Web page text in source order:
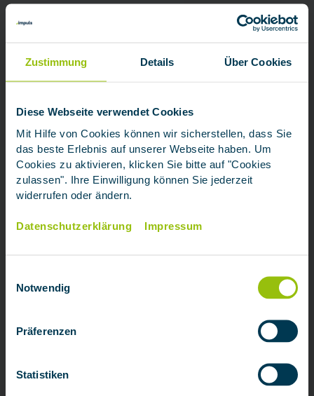
Zustimmung Details Über Cookies
Diese Webseite verwendet Cookies
Mit Hilfe von Cookies können wir sicherstellen, dass Sie
das beste Erlebnis auf unserer Webseite haben. Um
Cookies zu aktivieren, klicken Sie bitte auf "Cookies
zulassen". Ihre Einwilligung können Sie jederzeit
widerrufen oder ändern.
Datenschutzerklärung Impressum
Notwendig
Präferenzen
Statistiken